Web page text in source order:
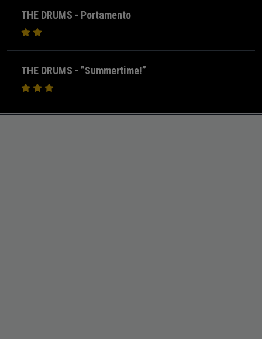
THE DRUMS - Portamento
THE DRUMS - ”Summertime!”